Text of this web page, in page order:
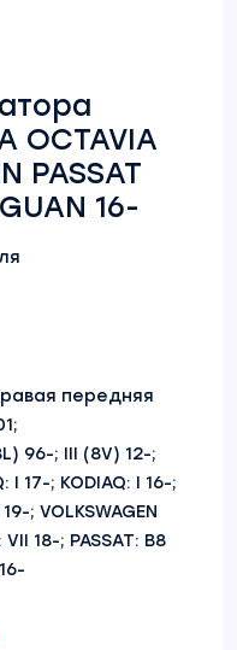
OCTAVIA
PASSAT
16-
передняя
96-; III (8V) 12-;
I 17-; KODIAQ: I 16-;
; VOLKSWAGEN
18-; PASSAT: B8